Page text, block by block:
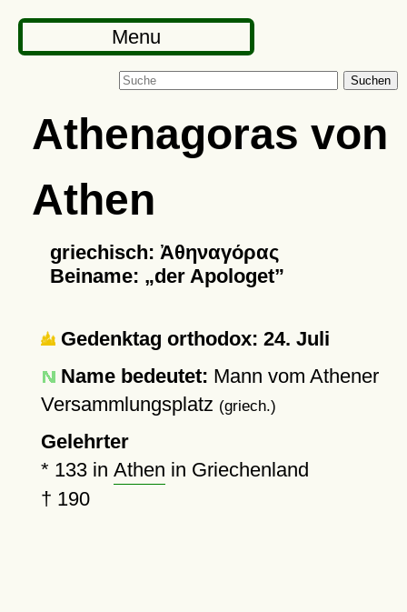
Menu
Suchen
Athenagoras von
Athen
griechisch: Ἀθηναγόρας
Beiname:
der Apologet
Gedenktag orthodox: 24. Juli
Name bedeutet: Mann vom Athener
Versammlungsplatz (griech.)
Gelehrter
* 133in Athen in Griechenland
† 190